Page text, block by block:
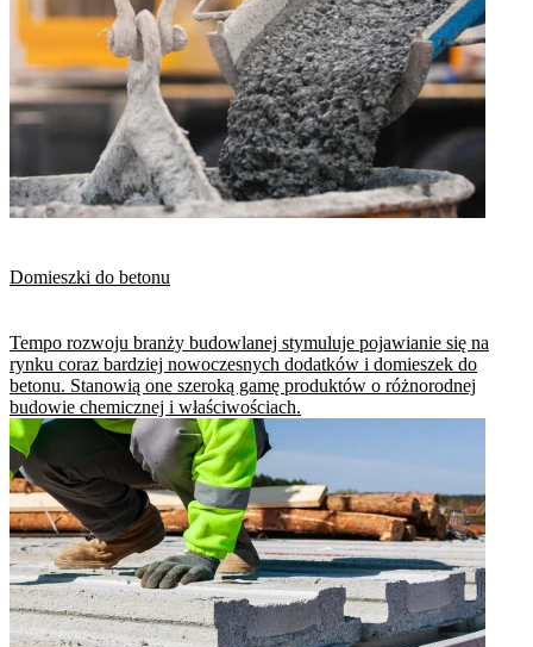
Domieszki do betonu
Tempo rozwoju branży budowlanej stymuluje pojawianie się na
rynku coraz bardziej nowoczesnych dodatków i domieszek do
betonu. Stanowią one szeroką gamę produktów o różnorodnej
budowie chemicznej i właściwościach.